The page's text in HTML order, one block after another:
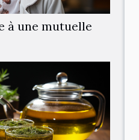
à une mutuelle